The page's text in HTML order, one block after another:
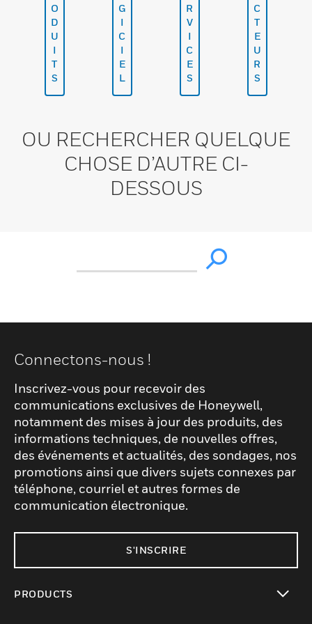
O
D
U
I
T
S
G
I
C
I
E
L
R
V
I
C
E
S
C
T
E
U
R
S
OU RECHERCHER QUELQUE
CHOSE D’AUTRE CI-
DESSOUS
Connectons-nous !
Inscrivez-vous pour recevoir des
communications exclusives de Honeywell,
notamment des mises à jour des produits, des
informations techniques, de nouvelles offres,
des événements et actualités, des sondages, nos
promotions ainsi que divers sujets connexes par
téléphone, courriel et autres formes de
communication électronique.
S'INSCRIRE
PRODUCTS